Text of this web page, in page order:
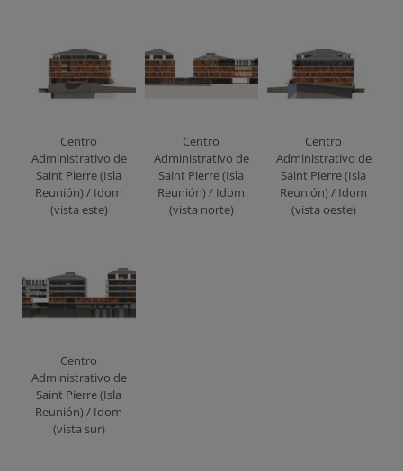
Centro
Administrativo de
Saint Pierre (Isla
Reunión) / Idom
(vista este)
Centro
Administrativo de
Saint Pierre (Isla
Reunión) / Idom
(vista norte)
Centro
Administrativo de
Saint Pierre (Isla
Reunión) / Idom
(vista oeste)
Centro
Administrativo de
Saint Pierre (Isla
Reunión) / Idom
(vista sur)